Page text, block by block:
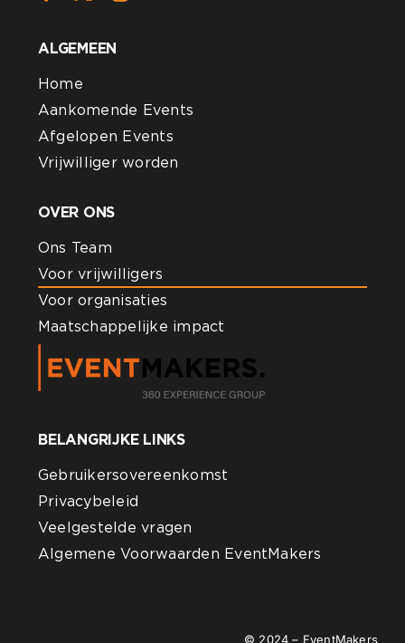
ALGEMEEN
Home
Aankomende Events
Afgelopen Events
Vrijwilliger worden
OVER ONS
Ons Team
Voor vrijwilligers
Voor organisaties
Maatschappelijke impact
BELANGRIJKE LINKS
Gebruikersovereenkomst
Privacybeleid
Veelgestelde vragen
Algemene Voorwaarden EventMakers
© 2024 – EventMakers